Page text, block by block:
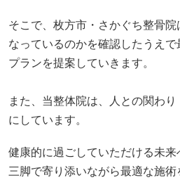
そこで、枚方市・さかぐち整骨院
なっているのかを確認したうえ
プランを提案していきます。
また、当整体院は、人との関わ
にしています。
健康的に過ごしていただける未来
三脚で寄り添いながら最適な施術